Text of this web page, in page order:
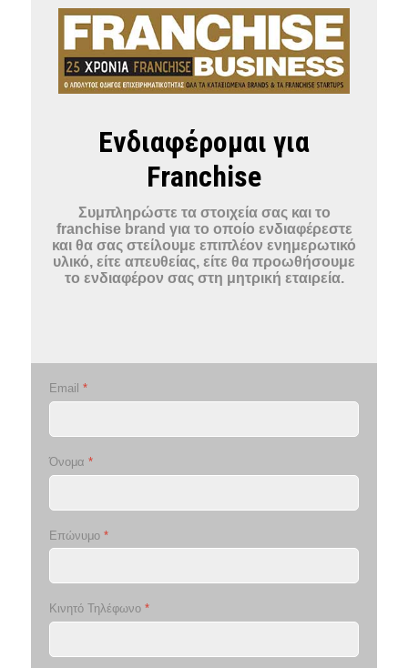
Ενδιαφέρομαι για
Franchise
Συμπληρώστε τα στοιχεία σας και το
franchise brand για το οποίο ενδιαφέρεστε
και θα σας στείλουμε επιπλέον ενημερωτικό
υλικό, είτε απευθείας, είτε θα προωθήσουμε
το ενδιαφέρον σας στη μητρική εταιρεία.
Email *
Όνομα *
Επώνυμο *
Κινητό Τηλέφωνο *